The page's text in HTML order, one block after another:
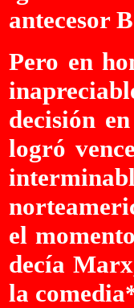
antecesor
Pero en
decisión
logró
el
decía
la